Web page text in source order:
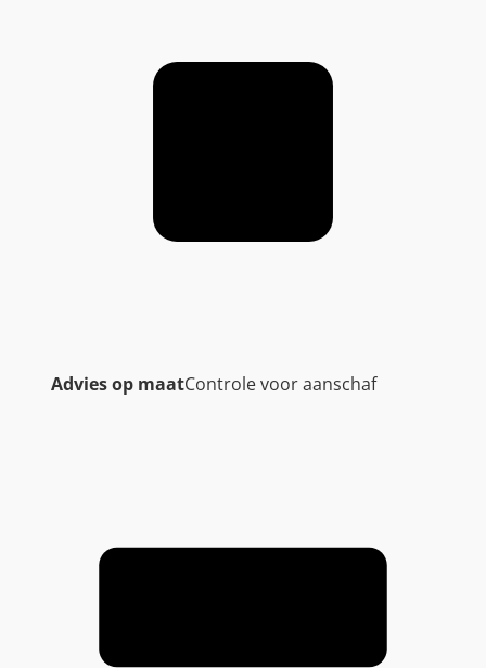
Advies op maatControle voor aanschaf